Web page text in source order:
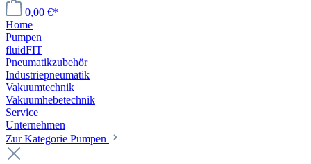
0,00 €*
Home
Pumpen
fluidFIT
Pneumatikzubehör
Industriepneumatik
Vakuumtechnik
Vakuumhebetechnik
Service
Unternehmen
Zur Kategorie Pumpen